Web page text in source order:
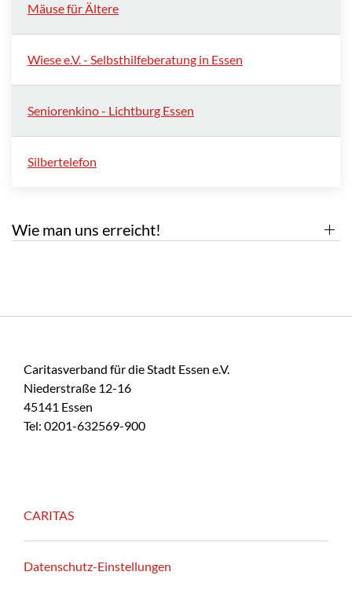
Mäuse für Ältere
Wiese e.V. - Selbsthilfeberatung in Essen
Seniorenkino - Lichtburg Essen
Silbertelefon
Wie man uns erreicht!
Caritasverband für die Stadt Essen e.V.
Niederstraße 12-16
45141 Essen
Tel: 0201-632569-900
CARITAS
Datenschutz-Einstellungen